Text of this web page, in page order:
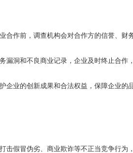
合作前，调查机构会对合作方的信誉、财
漏洞和不良商业记录，企业及时终止合作
企业的创新成果和合法权益，保障企业的
击假冒伪劣、商业欺诈等不正当竞争行为